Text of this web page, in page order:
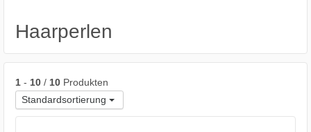
Haarperlen
1 - 10 / 10 Produkten
Standardsortierung